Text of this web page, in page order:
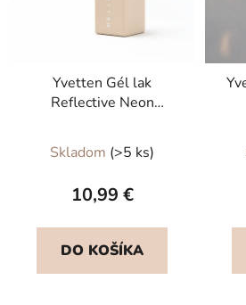
Yvetten Gél lak
Reflective Neon
Skladom (>5 ks)
10,99 €
DO KOŠÍKA